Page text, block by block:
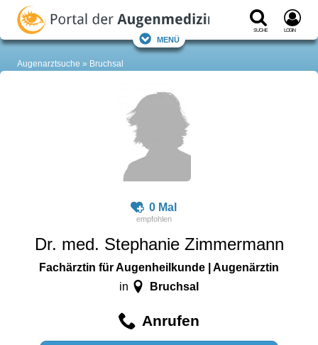
Suche Login
Menü
Augenarztsuche Bruchsal
0 Mal
Dr. med. Stephanie Zimmermann
Fachärztin für Augenheilkunde | Augenärztin
in Bruchsal
Anrufen